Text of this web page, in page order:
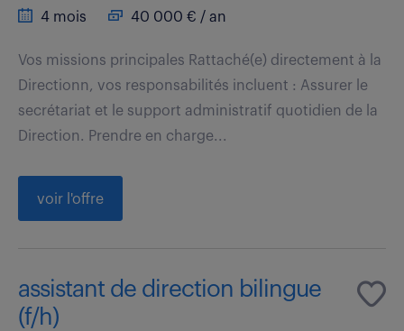
4 mois 40 000 € / an
Vos missions principales Rattaché(e) directement à la
Directionn, vos responsabilités incluent : Assurer le
secrétariat et le support administratif quotidien de la
Direction. Prendre en charge...
voir l'offre
assistant de direction bilingue
(f/h)